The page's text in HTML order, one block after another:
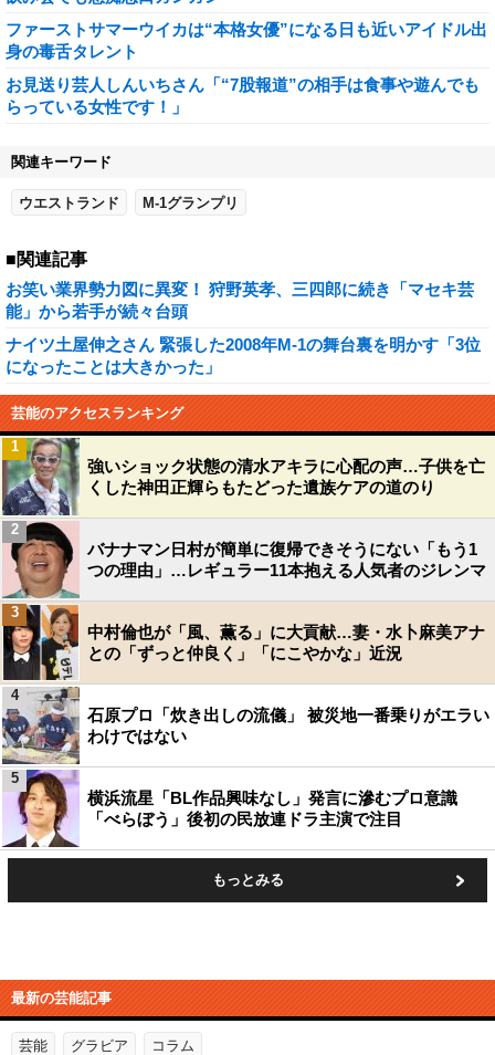
ファーストサマーウイカは“本格女優”になる日も近いアイドル出
身の毒舌タレント
お見送り芸人しんいちさん「“7股報道”の相手は食事や遊んでも
らっている女性です！」
関連キーワード
ウエストランド M-1グランプリ
■関連記事
お笑い業界勢力図に異変！ 狩野英孝、三四郎に続き「マセキ芸
能」から若手が続々台頭
ナイツ土屋伸之さん 緊張した2008年M-1の舞台裏を明かす「3位
になったことは大きかった」
芸能のアクセスランキング
強いショック状態の清水アキラに心配の声…子供を亡
くした神田正輝らもたどった遺族ケアの道のり
1
バナナマン日村が簡単に復帰できそうにない「もう1
つの理由」…レギュラー11本抱える人気者のジレンマ
2
中村倫也が「風、薫る」に大貢献…妻・水卜麻美アナ
との「ずっと仲良く」「にこやかな」近況
3
石原プロ「炊き出しの流儀」 被災地一番乗りがエラい
わけではない
4
横浜流星「BL作品興味なし」発言に滲むプロ意識
「べらぼう」後初の民放連ドラ主演で注目
5
もっとみる
最新の芸能記事
芸能 グラビア コラム